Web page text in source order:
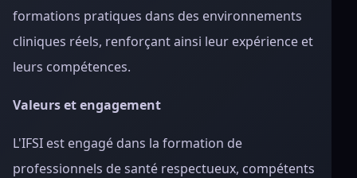
formations pratiques dans des environnements
cliniques réels, renforçant ainsi leur expérience et
leurs compétences.
Valeurs et engagement
L'IFSI est engagé dans la formation de
professionnels de santé respectueux, compétents